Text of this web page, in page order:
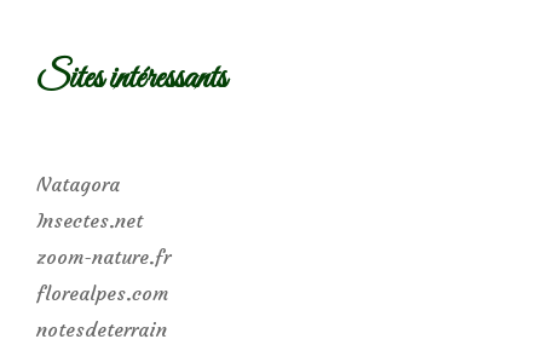
Sites intéressants
Natagora
Insectes.net
zoom-nature.fr
florealpes.com
notesdeterrain